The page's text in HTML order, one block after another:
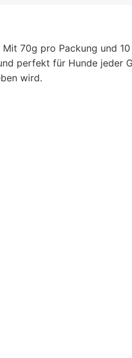
70g pro Packung und
perfekt für Hunde jeder
wird.